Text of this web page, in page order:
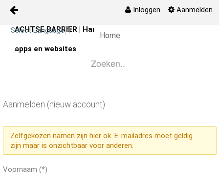
Naar content
Inloggen Aanmelden
ACHTSE BARRIER | Handige
apps en websites
Media
Prikbord
Home
Aanmelden (nieuw account)
Zelfgekozen namen zijn hier ok. E-mailadres moet geldig
zijn maar is onzichtbaar voor anderen.
Voornaam (*)
Select Language ▼